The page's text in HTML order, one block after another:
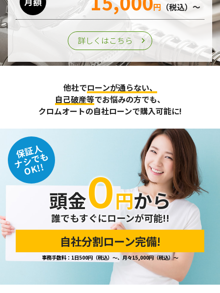
円 （税込）～
詳しくはこちら
他社でローンが通らない、
自己破産等でお悩みの方でも、
クロムオートの自社ローンで購入可能に!
保証人
ナシでも
OK!!
頭金０円から
誰でもすぐにローンが可能!!
自社分割ローン完備!
事務手数料：1日500円（税込）～、月々15,000円（税込）～